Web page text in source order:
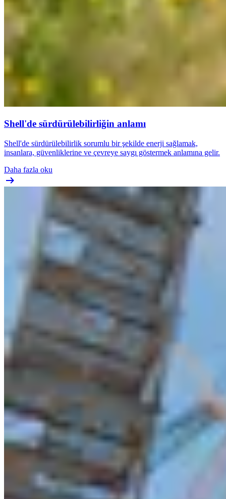
Shell'de sürdürülebilirliğin anlamı
Shell'de sürdürülebilirlik sorumlu bir şekilde enerji sağlamak,
insanlara, güvenliklerine ve çevreye saygı göstermek anlamına gelir.
Daha fazla oku